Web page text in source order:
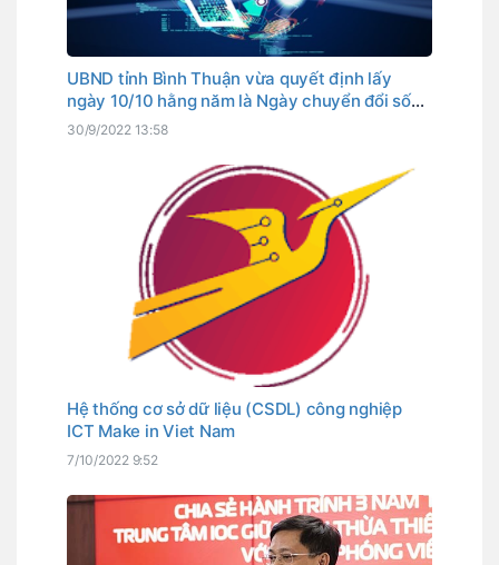
UBND tỉnh Bình Thuận vừa quyết định lấy
ngày 10/10 hằng năm là Ngày chuyển đổi số
tỉnh. Đây cũng là ngày Thủ tướng Chính phủ
30/9/2022 13:58
Hệ thống cơ sở dữ liệu (CSDL) công nghiệp
ICT Make in Viet Nam
7/10/2022 9:52